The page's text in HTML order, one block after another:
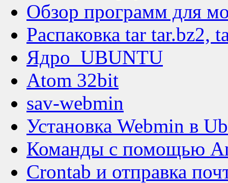
Обзор программ для
Распаковка tar tar.bz2,
Ядро_UBUNTU
Atom 32bit
sav-webmin
Установка Webmin в
Команды с помощью
Crontab и отправка